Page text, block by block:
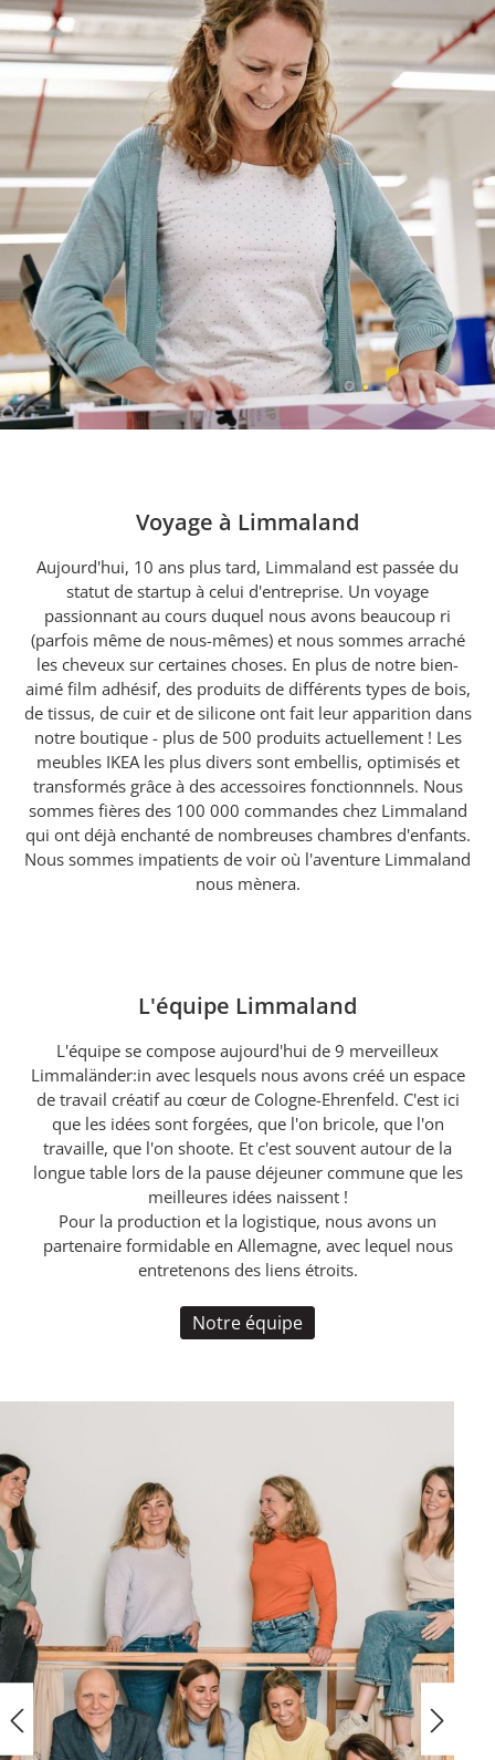
Voyage à Limmaland
Aujourd'hui, 10 ans plus tard, Limmaland est passée du
statut de startup à celui d'entreprise. Un voyage
passionnant au cours duquel nous avons beaucoup ri
(parfois même de nous-mêmes) et nous sommes arraché
les cheveux sur certaines choses. En plus de notre bien-
aimé film adhésif, des produits de différents types de bois,
de tissus, de cuir et de silicone ont fait leur apparition dans
notre boutique - plus de 500 produits actuellement ! Les
meubles IKEA les plus divers sont embellis, optimisés et
transformés grâce à des accessoires fonctionnnels. Nous
sommes fières des 100 000 commandes chez Limmaland
qui ont déjà enchanté de nombreuses chambres d'enfants.
Nous sommes impatients de voir où l'aventure Limmaland
nous mènera.
L'équipe Limmaland
L'équipe se compose aujourd'hui de 9 merveilleux
Limmaländer:in avec lesquels nous avons créé un espace
de travail créatif au cœur de Cologne-Ehrenfeld. C'est ici
que les idées sont forgées, que l'on bricole, que l'on
travaille, que l'on shoote. Et c'est souvent autour de la
longue table lors de la pause déjeuner commune que les
meilleures idées naissent !
Pour la production et la logistique, nous avons un
partenaire formidable en Allemagne, avec lequel nous
entretenons des liens étroits.
Notre équipe